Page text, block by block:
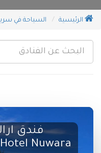
الرئيسية السياحة في
فندق
Nuwara